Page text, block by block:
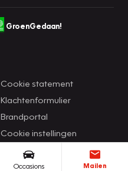
Occasions Mailen
GroenGedaan!
Cookie statement
Klachtenformulier
Brandportal
Cookie instellingen